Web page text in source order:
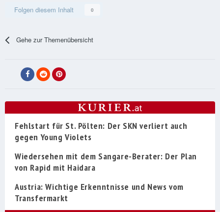
Folgen diesem Inhalt 0
Gehe zur Themenübersicht
Fehlstart für St. Pölten: Der SKN verliert auch
gegen Young Violets
Wiedersehen mit dem Sangare-Berater: Der Plan
von Rapid mit Haidara
Austria: Wichtige Erkenntnisse und News vom
Transfermarkt